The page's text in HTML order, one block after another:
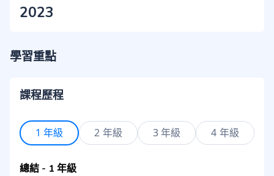
2023
學習重點
課程歷程
1 年級 2 年級 3 年級 4 年級
總結 - 1 年級